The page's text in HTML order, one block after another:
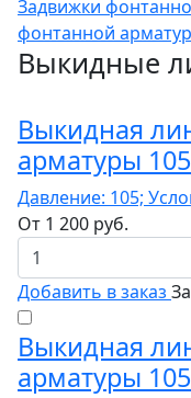
Задвижки
фонтанной
Выкидные
Выкидная
арматуры
Давление: 105;
От 1 200 руб.
Добавить в заказ
Выкидная
арматуры